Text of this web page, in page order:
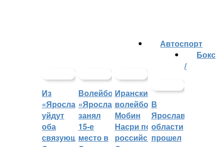
Из
«Ярославича»
уйдут
оба
связующих:
Волейбольный
«Ярославич»
занял
15-е
место в
Иранский
волейболист
Мобин
Насри покинет
российскую
Автоспорт
В
Ярославской
области
прошел
Бокс
/